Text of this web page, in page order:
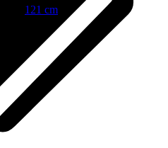
121 cm